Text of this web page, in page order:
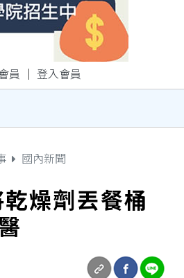
員 ｜ 登入會員
國內新聞
燥劑丟餐桶